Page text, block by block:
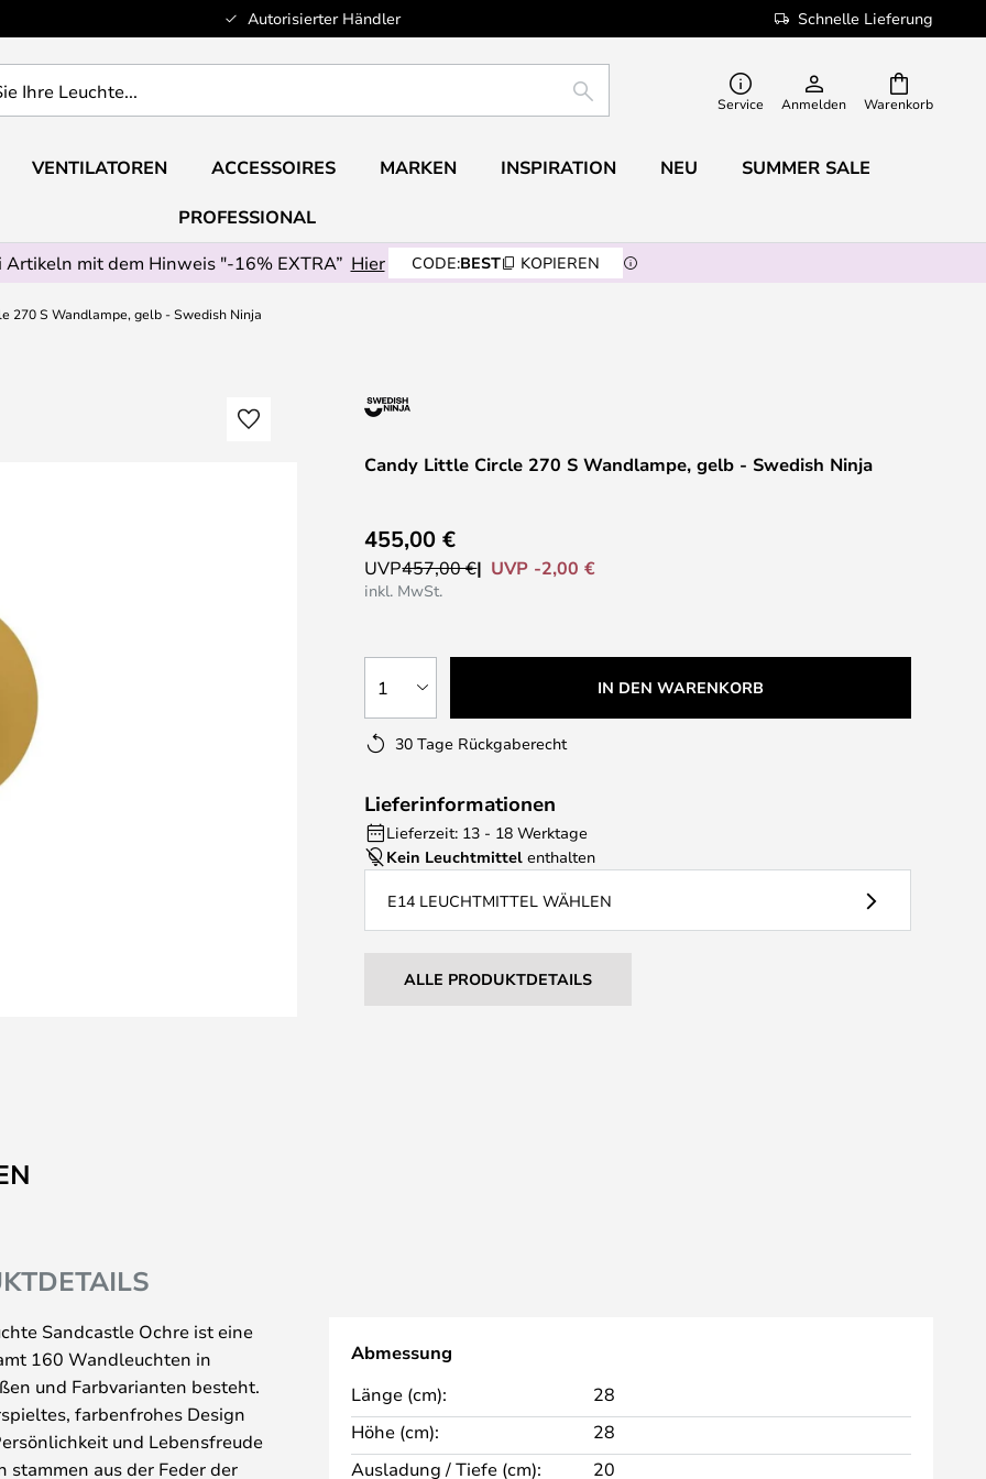
Autorisierter Händler Schnelle Lieferung
Warenkorb
SUCHE Service Anmelden
VENTILATOREN ACCESSOIRES MARKEN INSPIRATION NEU SUMMER SALE
PROFESSIONAL
mit dem Hinweis "-16% EXTRA” Hier CODE:BEST KOPIEREN
270 S Wandlampe, gelb - Swedish Ninja
Candy Little Circle 270 S Wandlampe, gelb - Swedish Ninja
455,00 €
UVP457,00 € UVP -2,00 €
inkl. MwSt.
1 IN DEN WARENKORB
30 Tage Rückgaberecht
Lieferinformationen
Lieferzeit: 13 - 18 Werktage
Kein Leuchtmittel enthalten
E14 LEUCHTMITTEL WÄHLEN
ALLE PRODUKTDETAILS
Sandcastle Ochre ist eine
160 Wandleuchten in
und Farbvarianten besteht.
farbenfrohes Design
und Lebensfreude
aus der Feder der
Abmessung
Länge (cm):
28
Höhe (cm):
28
Ausladung / Tiefe (cm):
20